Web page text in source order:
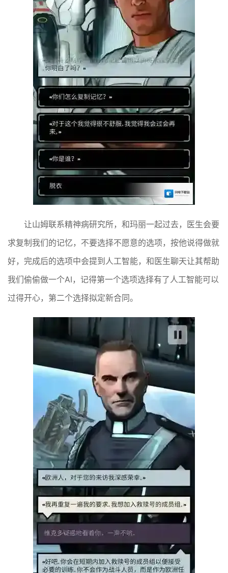
让山姆联系精神病研究所，和玛丽一起过去，医生会要
求复制我们的记忆，不要选择不愿意的选项，按他说得做就
好，完成后的选项中会提到人工智能，和医生聊天让其帮助
我们偷偷做一个AI，记得第一个选项选择有了人工智能可以
过得开心，第二个选择拟定新合同。